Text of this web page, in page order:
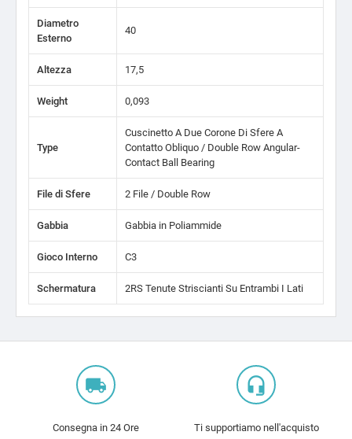
Diametro
Esterno
40
Altezza 17,5
Weight 0,093
Type
Cuscinetto A Due Corone Di Sfere A
Contatto Obliquo / Double Row Angular-
Contact Ball Bearing
File di Sfere 2 File / Double Row
Gabbia Gabbia in Poliammide
Gioco Interno C3
Schermatura 2RS Tenute Striscianti Su Entrambi I Lati
local_shipping
Consegna in 24 Ore
headset_mic
Ti supportiamo nell'acquisto